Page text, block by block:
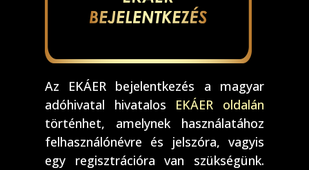
Az EKÁER bejelentkezés a magyar
adóhivatal hivatalos EKÁER oldalán
történhet, amelynek használatához
felhasználónévre és jelszóra, vagyis
egy regisztrációra van szükségünk.